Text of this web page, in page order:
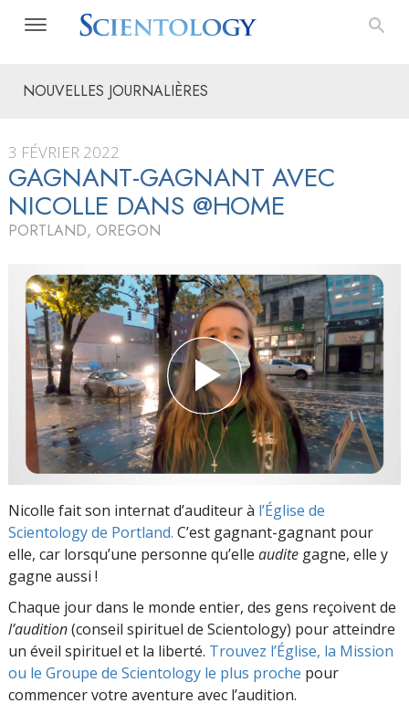
NOUVELLES JOURNALIÈRES
3 FÉVRIER 2022
GAGNANT-GAGNANT AVEC
NICOLLE DANS @HOME
PORTLAND, OREGON
Nicolle fait son internat d’auditeur à l’Église de
Scientology de Portland. C’est gagnant-gagnant pour
elle, car lorsqu’une personne qu’elle audite gagne, elle y
gagne aussi !
Chaque jour dans le monde entier, des gens reçoivent de
l’audition(conseil spirituel de Scientology) pour atteindre
un éveil spirituel et la liberté. Trouvez l’Église, la Mission
ou le Groupe de Scientology le plus proche pour
commencer votre aventure avec l’audition.